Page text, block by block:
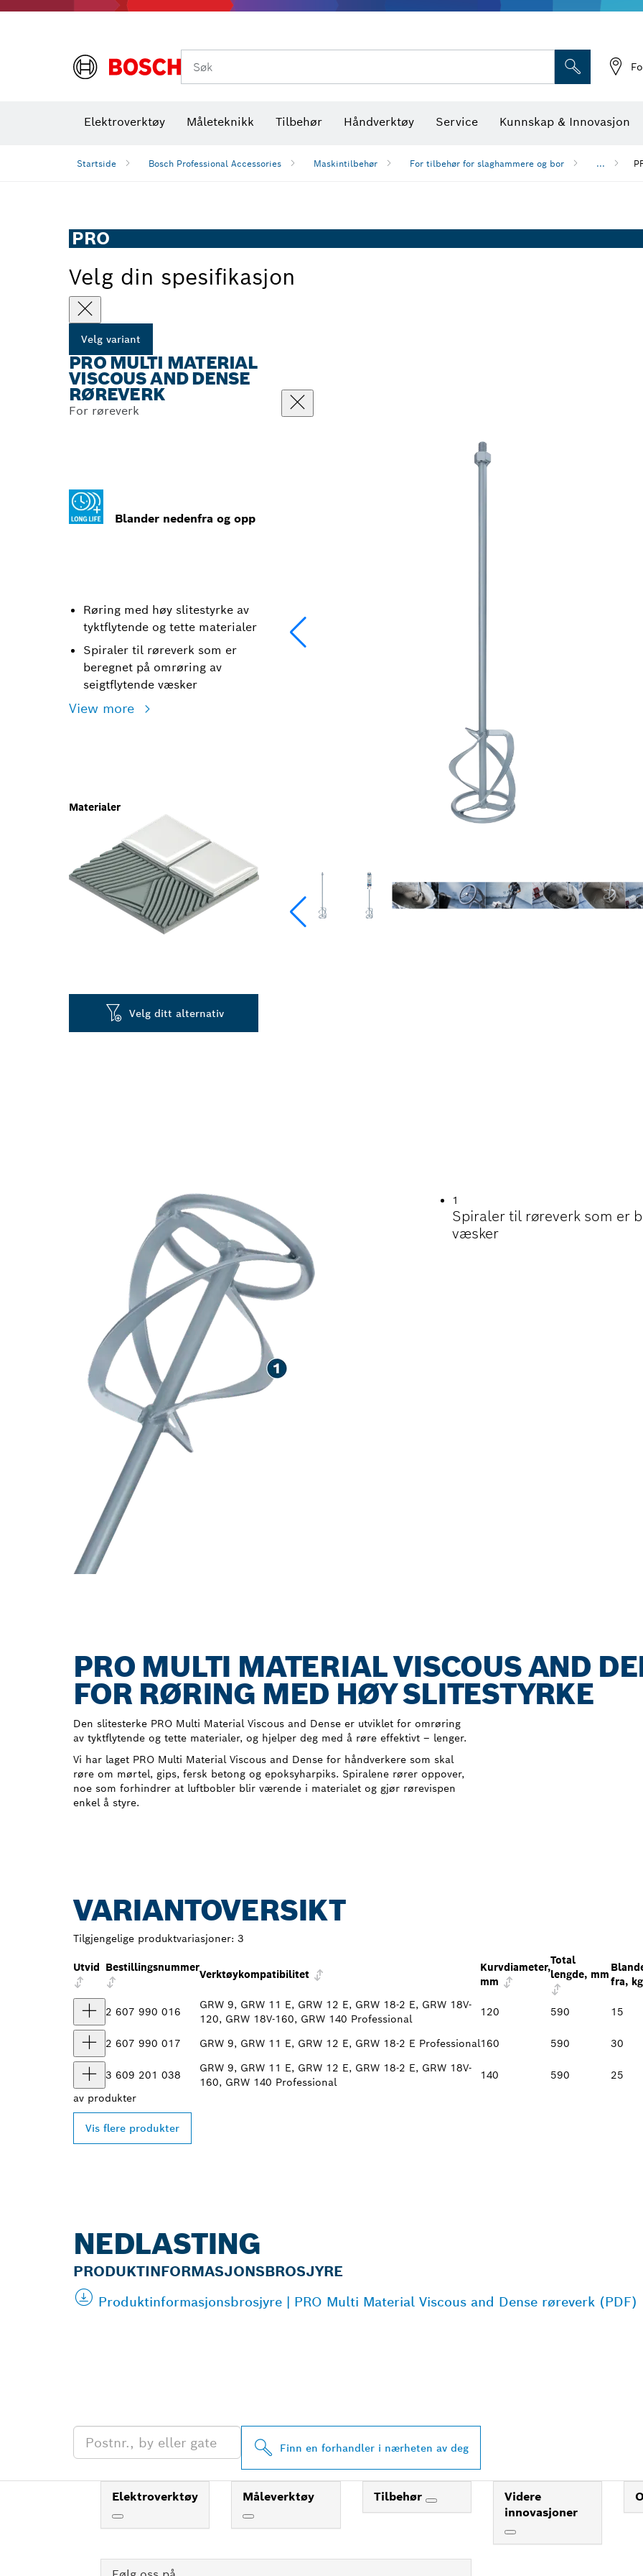
Søk
Elektroverktøy Måleteknikk Tilbehør Håndverktøy Service Kunnskap & Innovasjon
Startside Bosch Professional Accessories Maskintilbehør For tilbehør for slaghammere og bor ...
PRO
Velg din spesifikasjon
Velg variant
PRO MULTI MATERIAL
VISCOUS AND DENSE
RØREVERK
For røreverk
Blander nedenfra og opp
Røring med høy slitestyrke av
tyktflytende og tette materialer
Spiraler til røreverk som er
beregnet på omrøring av
seigtflytende væsker
View more
Materialer
Velg ditt alternativ
1
Spiraler til røreverk som er
væsker
PRO MULTI MATERIAL VISCOUS AND
FOR RØRING MED HØY SLITESTYRKE
Den slitesterke PRO Multi Material Viscous and Dense er utviklet for omrøring
av tyktflytende og tette materialer, og hjelper deg med å røre effektivt – lenger.
Vi har laget PRO Multi Material Viscous and Dense for håndverkere som skal
røre om mørtel, gips, fersk betong og epoksyharpiks. Spiralene rører oppover,
noe som forhindrer at luftbobler blir værende i materialet og gjør rørevispen
enkel å styre.
VARIANTOVERSIKT
Tilgjengelige produktvariasjoner: 3
Utvid Bestillingsnummer
Verktøykompatibilitet
Kurvdiameter,
mm
Total
lengde, mm
fra, kg
2 607 990 016
GRW 9, GRW 11 E, GRW 12 E, GRW 18-2 E, GRW 18V-
120, GRW 18V-160, GRW 140 Professional
120 590 15
2 607 990 017 GRW 9, GRW 11 E, GRW 12 E, GRW 18-2 E Professional160 590 30
3 609 201 038
GRW 9, GRW 11 E, GRW 12 E, GRW 18-2 E, GRW 18V-
160, GRW 140 Professional
140 590
25
av produkter
Vis flere produkter
NEDLASTING
PRODUKTINFORMASJONSBROSJYRE
Produktinformasjonsbrosjyre | PRO Multi Material Viscous and Dense røreverk (PDF)
Finn en forhandler i nærheten av deg
Elektroverktøy Måleverktøy Tilbehør
Videre
innovasjoner